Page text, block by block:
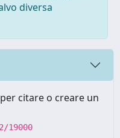
diversa
citare o creare un
19000